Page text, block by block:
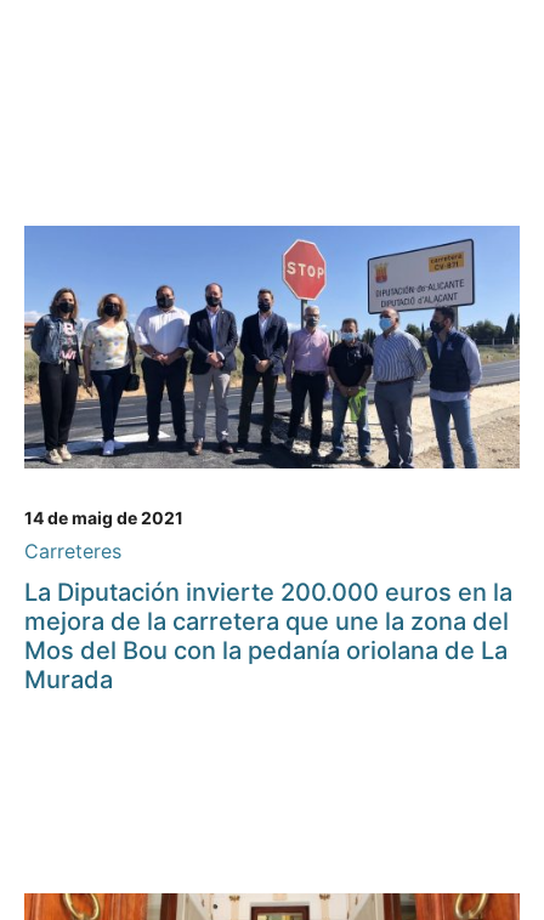
14 de maig de 2021
Carreteres
La Diputación invierte 200.000 euros en la
mejora de la carretera que une la zona del
Mos del Bou con la pedanía oriolana de La
Murada